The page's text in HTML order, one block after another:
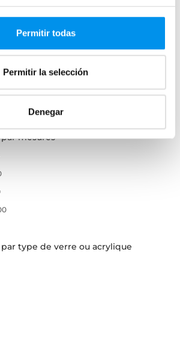
Permitir todas
Permitir la selección
Denegar
avec différentes finitions,
de volets. Des modèles
bonne qualité,jetez un œil et
!
mesures
type de verre ou acrylique